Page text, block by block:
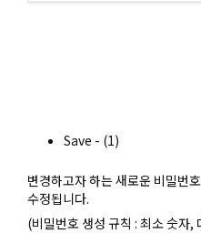
Save - (1)
변경하고자 하는 새로운 비밀번
수정됩니다.
(비밀번호 생성 규칙 : 최소 숫자